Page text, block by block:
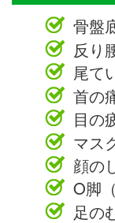
骨盤
反り
尾て
首の
目の
マス
顔の
O脚
足の